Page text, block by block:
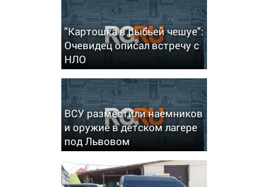
"Картошка в рыбьей чешуе":
Очевидец описал встречу с
НЛО
ВСУ разместили наемников
и оружие в детском лагере
под Львовом